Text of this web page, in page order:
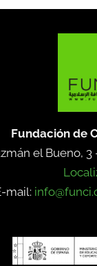
Fundación de
el Bueno, 3
mail: